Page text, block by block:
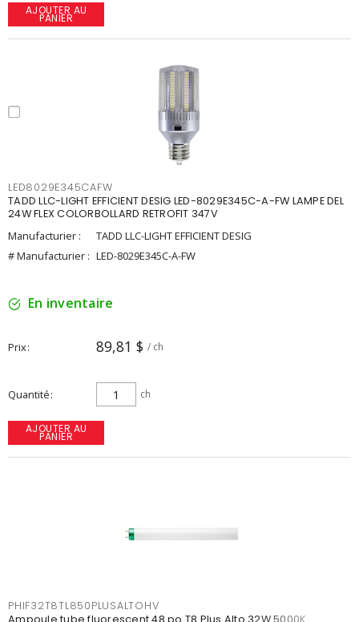
AJOUTER AU
PANIER
LED8029E345CAFW
TADD LLC-LIGHT EFFICIENT DESIG LED-8029E345C-A-FW LAMPE DEL
24W FLEX COLORBOLLARD RETROFIT 347V
Manufacturier :
TADD LLC-LIGHT EFFICIENT DESIG
# Manufacturier : LED-8029E345C-A-FW
En inventaire
Prix 89,81 $ / ch
Quantité ch
AJOUTER AU
PANIER
PHIF32T8TL850PLUSALTOHV
Ampoule tube fluorescent 48 po T8 Plus Alto 32W 5000K